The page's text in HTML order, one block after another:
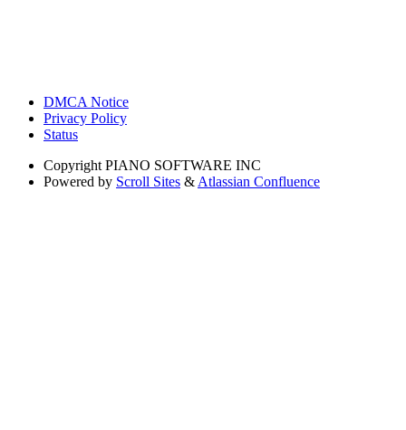
DMCA Notice
Privacy Policy
Status
Copyright PIANO SOFTWARE INC
Powered by Scroll Sites & Atlassian Confluence